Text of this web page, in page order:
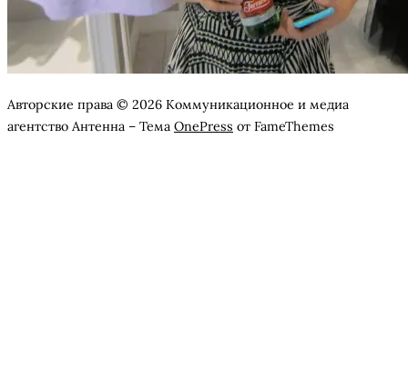
Авторские права © 2026 Коммуникационное и медиа
агентство Антенна – Тема OnePress от FameThemes